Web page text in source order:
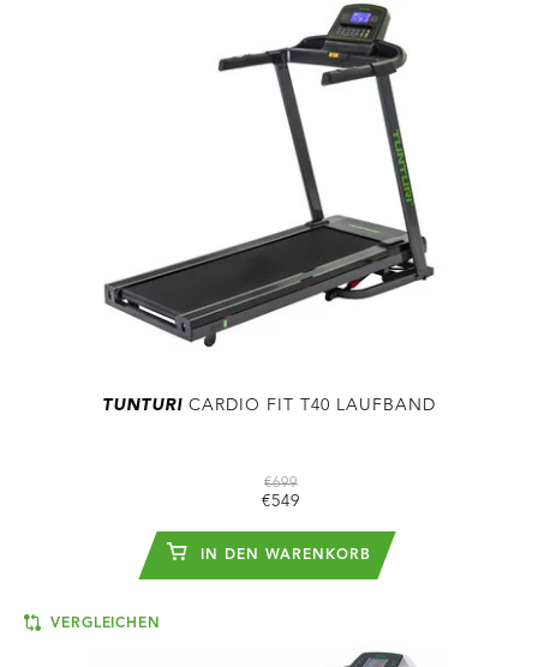
TUNTURI CARDIO FIT T40 LAUFBAND
€699
€549
IN DEN WARENKORB
VERGLEICHEN